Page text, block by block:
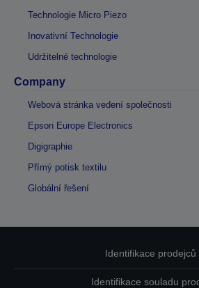
Technologie Micro Piezo
Inovativní Technologie
Udržitelné technologie
Company
Webová stránka vedení společnosti
Epson Europe Electronics
Digigraphie
Přímý potisk textilu
Globální řešení
Identifikace prodejců
Identifikace souladu